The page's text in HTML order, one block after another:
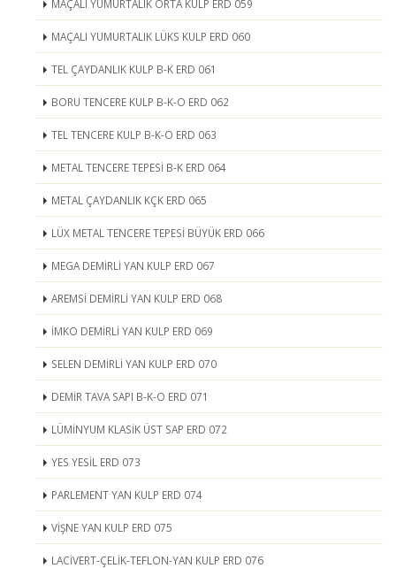
MAÇALI YUMURTALIK ORTA KULP ERD 059
MAÇALI YUMURTALIK LÜKS KULP ERD 060
TEL ÇAYDANLIK KULP B-K ERD 061
BORU TENCERE KULP B-K-O ERD 062
TEL TENCERE KULP B-K-O ERD 063
METAL TENCERE TEPESİ B-K ERD 064
METAL ÇAYDANLIK KÇK ERD 065
LÜX METAL TENCERE TEPESİ BÜYÜK ERD 066
MEGA DEMİRLİ YAN KULP ERD 067
AREMSİ DEMİRLİ YAN KULP ERD 068
İMKO DEMİRLİ YAN KULP ERD 069
SELEN DEMİRLİ YAN KULP ERD 070
DEMİR TAVA SAPI B-K-O ERD 071
LÜMİNYUM KLASİK ÜST SAP ERD 072
YES YESİL ERD 073
PARLEMENT YAN KULP ERD 074
VİŞNE YAN KULP ERD 075
LACİVERT-ÇELİK-TEFLON-YAN KULP ERD 076